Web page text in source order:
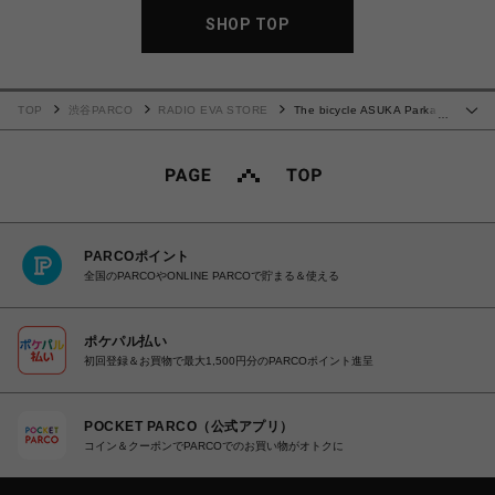
SHOP TOP
TOP 渋谷PARCO RADIO EVA STORE
The bicycle ASUKA Parka
PARCOポイント
全国のPARCOやONLINE PARCOで貯まる＆使える
ポケパル払い
初回登録＆お買物で最大1,500円分のPARCOポイント進呈
POCKET PARCO（公式アプリ）
コイン＆クーポンでPARCOでのお買い物がオトクに